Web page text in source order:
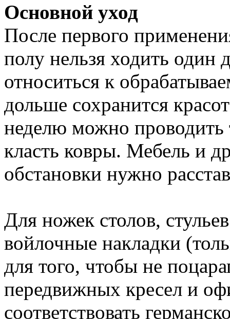
Основной уход
После первого
полу нельзя ходить один
относиться к
дольше сохранится
неделю можно проводить
класть ковры. Мебель и
обстановки нужно
Для ножек столов,
войлочные накладки
для того, чтобы не
передвижных кресел и
соответствовать